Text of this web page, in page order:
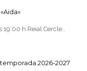
19:00 h Reial Cercle…
2026-2027